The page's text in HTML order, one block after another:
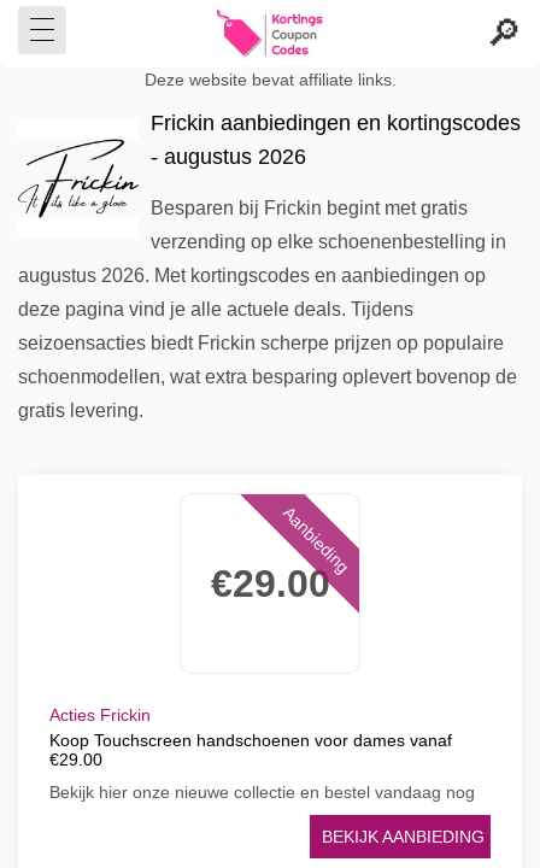
Deze website bevat affiliate links.
Frickin aanbiedingen en kortingscodes
- augustus 2026
Besparen bij Frickin begint met gratis
verzending op elke schoenenbestelling in
augustus 2026. Met kortingscodes en aanbiedingen op
deze pagina vind je alle actuele deals. Tijdens
seizoensacties biedt Frickin scherpe prijzen op populaire
schoenmodellen, wat extra besparing oplevert bovenop de
gratis levering.
€29.00
Aanbieding
Acties Frickin
Koop Touchscreen handschoenen voor dames vanaf
€29.00
Bekijk hier onze nieuwe collectie en bestel vandaag nog
BEKIJK AANBIEDING